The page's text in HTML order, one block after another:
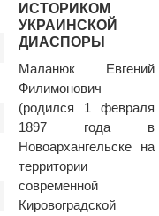
ИСТОРИКОМ
УКРАИНСКОЙ
ДИАСПОРЫ
Маланюк Евгений
Филимонович
(родился 1 февраля
1897 года в
Новоархангельске на
территории
современной
Кировоградской